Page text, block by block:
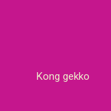
Kong gekko